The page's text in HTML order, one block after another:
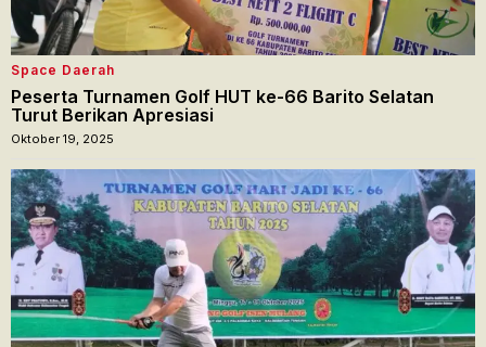
Space Daerah
Peserta Turnamen Golf HUT ke-66 Barito Selatan
Turut Berikan Apresiasi
Oktober 19, 2025